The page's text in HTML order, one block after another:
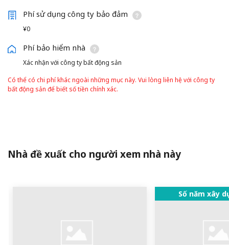
Phí sử dụng công ty bảo đảm
¥0
Phí bảo hiểm nhà
Xác nhận với công ty bất động sản
Có thể có chi phí khác ngoài những mục này. Vui lòng liên hệ với công ty
bất động sản để biết số tiền chính xác.
Nhà đề xuất cho người xem nhà này
Số năm xây